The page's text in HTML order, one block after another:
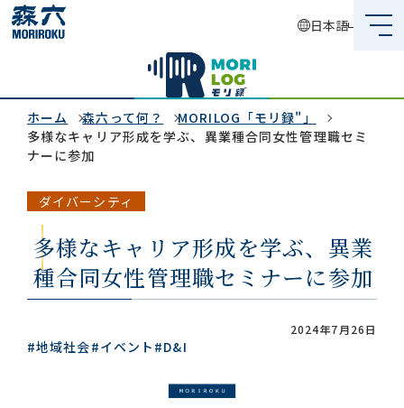
日本語
企業情報
事業内容
サステナビリティ
投資家情報
採用情報
ホーム 森六って何？
MORILOG「モリ録"」
多様なキャリア形成を学ぶ、異業種合同女性管理職セミ
ナーに参加
ダイバーシティ
多様なキャリア形成を学ぶ、異業
種合同女性管理職セミナーに参加
2024年7月26日
#地域社会#イベント #D&I